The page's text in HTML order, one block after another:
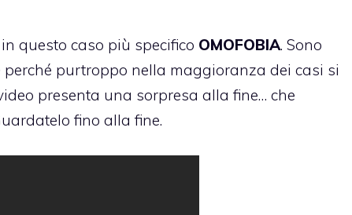
in questo caso più specifico OMOFOBIA. Sono
perché purtroppo nella maggioranza dei casi si
presenta una sorpresa alla fine… che
fino alla fine.